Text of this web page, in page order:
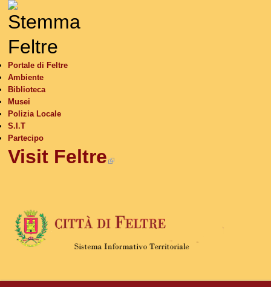
Portale di Feltre
Ambiente
Biblioteca
Musei
Polizia Locale
S.I.T
Partecipo
Visit Feltre